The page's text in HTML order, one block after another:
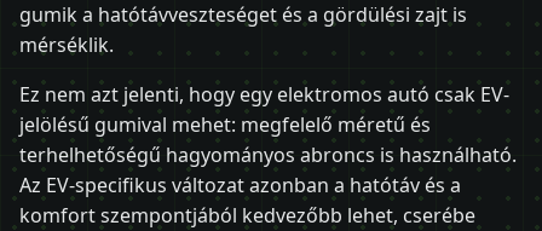
gumik a hatótávveszteséget és a gördülési zajt is
mérséklik.
Ez nem azt jelenti, hogy egy elektromos autó csak EV-
jelölésű gumival mehet: megfelelő méretű és
terhelhetőségű hagyományos abroncs is használható.
Az EV-specifikus változat azonban a hatótáv és a
komfort szempontjából kedvezőbb lehet, cserébe